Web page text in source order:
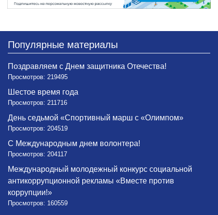
Популярные материалы
Поздравляем с Днем защитника Отечества!
Просмотров: 219495
Шестое время года
Просмотров: 211716
День седьмой «Спортивный марш с «Олимпом»
Просмотров: 204519
С Международным днем волонтера!
Просмотров: 204117
Международный молодежный конкурс социальной
антикоррупционной рекламы «Вместе против
коррупции!»
Просмотров: 160559